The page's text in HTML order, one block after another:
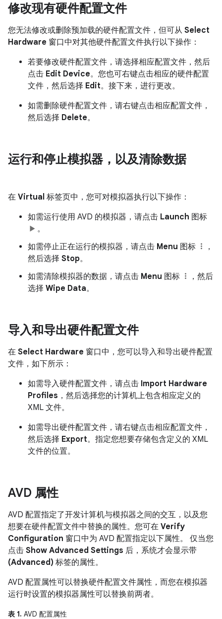
修改现有硬件配置文件
您无法修改或删除预加载的硬件配置文件，但可从 Select
Hardware 窗口中对其他硬件配置文件执行以下操作：
若要修改硬件配置文件，请选择相应配置文件，然后
点击 Edit Device。您也可右键点击相应的硬件配置
文件，然后选择 Edit。接下来，进行更改。
如需删除硬件配置文件，请右键点击相应配置文件，
然后选择 Delete。
运行和停止模拟器，以及清除数据
在 Virtual 标签页中，您可对模拟器执行以下操作：
如需运行使用 AVD 的模拟器，请点击 Launch 图标
。
如需停止正在运行的模拟器，请点击 Menu 图标
，
然后选择 Stop。
如需清除模拟器的数据，请点击 Menu 图标
，然后
选择 Wipe Data。
导入和导出硬件配置文件
在 Select Hardware 窗口中，您可以导入和导出硬件配置
文件，如下所示：
如需导入硬件配置文件，请点击 Import Hardware
Profiles ，然后选择您的计算机上包含相应定义的
XML 文件。
如需导出硬件配置文件，请右键点击相应配置文件，
然后选择 Export。指定您想要存储包含定义的 XML
文件的位置。
AVD 属性
AVD 配置指定了开发计算机与模拟器之间的交互，以及您
想要在硬件配置文件中替换的属性。您可在 Verify
Configuration 窗口中为 AVD 配置指定以下属性。 仅当您
点击 Show Advanced Settings 后，系统才会显示带
(Advanced) 标签的属性。
AVD 配置属性可以替换硬件配置文件属性，而您在模拟器
运行时设置的模拟器属性可以替换前两者。
表 1. AVD 配置属性